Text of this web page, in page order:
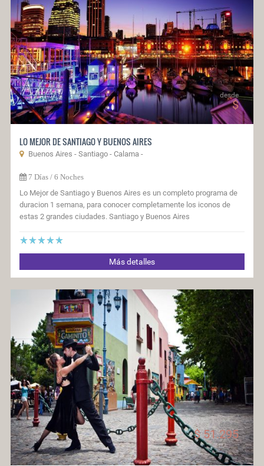
LO MEJOR DE SANTIAGO Y BUENOS AIRES
Buenos Aires - Santiago - Calama -
7 Dí­as / 6 Noches
Lo Mejor de Santiago y Buenos Aires es un completo programa de
duracion 1 semana, para conocer completamente los iconos de
estas 2 grandes ciudades. Santiago y Buenos Aires
Más detalles
desde
$
desde
$ 51.295